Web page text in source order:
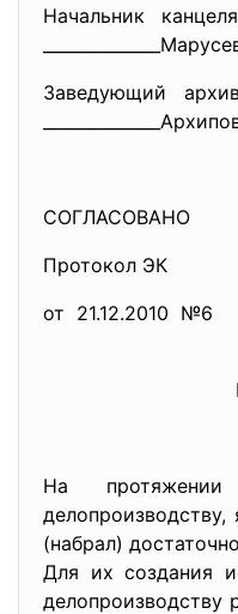
СОГЛАСОВАНО
Протокол ЭК
от 21.12.2010 №6
На
(набрал)
Для их создания
делопроизводству